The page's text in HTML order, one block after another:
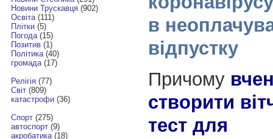
Новини Трускавця(902)
Освіта(111)
Плітки(5)
Погода(15)
Позитив(1)
Політика(40)
громада(17)
Релігія(77)
Світ(809)
катастрофи(36)
Спорт(275)
автоспорт(9)
акробатика(18)
в
відпустку
Причому
створити
тест для